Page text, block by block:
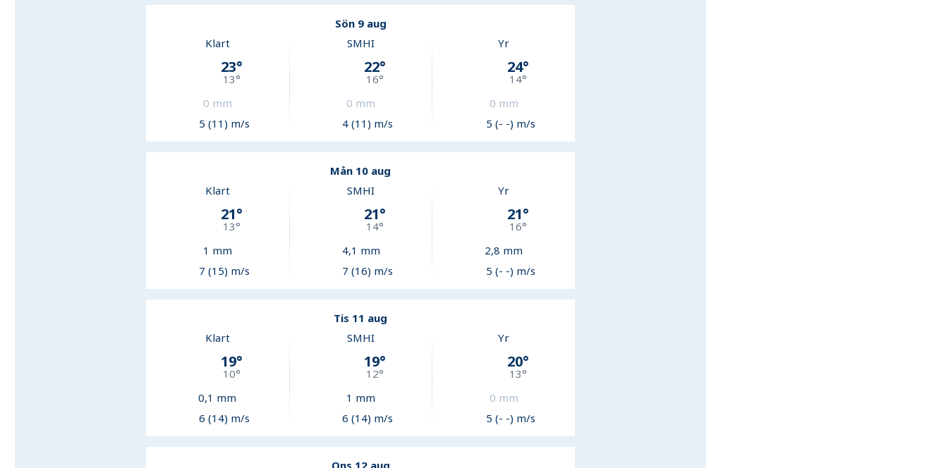
Sön 9 aug
Klart
23°
13°
0 mm
5 (11) m/s
SMHI
22°
16°
0 mm
4 (11) m/s
Yr
24°
14°
0 mm
5 (- -) m/s
Mån 10 aug
Klart
21°
13°
1 mm
7 (15) m/s
SMHI
21°
14°
4,1 mm
7 (16) m/s
Yr
21°
16°
2,8 mm
5 (- -) m/s
Tis 11 aug
Klart
19°
10°
0,1 mm
6 (14) m/s
SMHI
19°
12°
1 mm
6 (14) m/s
Yr
20°
13°
0 mm
5 (- -) m/s